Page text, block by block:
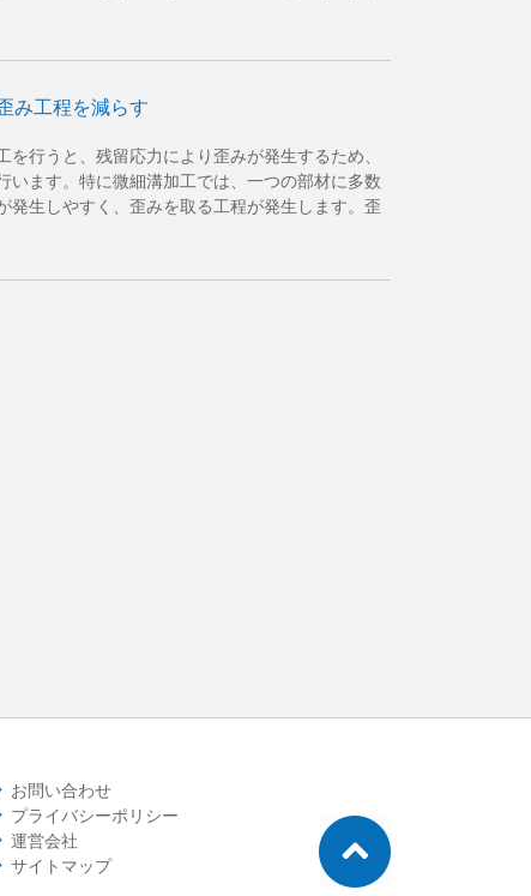
み工程を減らす
行うと、残留応力により歪みが発生するため、
います。特に微細溝加工では、一つの部材に多数
発生しやすく、歪みを取る工程が発生します。歪
お問い合わせ
プライバシーポリシー
運営会社
サイトマップ